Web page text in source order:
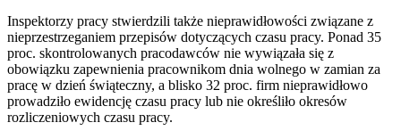
Inspektorzy pracy stwierdzili także nieprawidłowości związane z
nieprzestrzeganiem przepisów dotyczących czasu pracy. Ponad 35
proc. skontrolowanych pracodawców nie wywiązała się z
obowiązku zapewnienia pracownikom dnia wolnego w zamian za
pracę w dzień świąteczny, a blisko 32 proc. firm nieprawidłowo
prowadziło ewidencję czasu pracy lub nie określiło okresów
rozliczeniowych czasu pracy.